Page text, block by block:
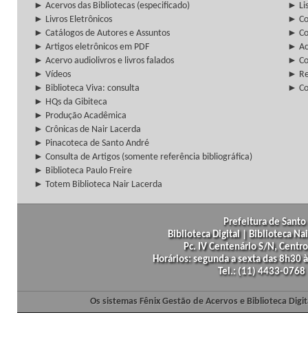
► Acervos das Bibliotecas (especificado)
►
► Livros Eletrônicos
►
► Catálogos de Autores e Assuntos
►
► Artigos eletrônicos em PDF
►
► Acervo audiolivros e livros falados
►
► Vídeos
►
► Biblioteca Viva: consulta
►
► HQs da Gibiteca
► Produção Acadêmica
► Crônicas de Nair Lacerda
► Pinacoteca de Santo André
► Consulta de Artigos (somente referência bibliográfica)
► Biblioteca Paulo Freire
► Totem Biblioteca Nair Lacerda
Prefeitura de
Biblioteca Digital | Biblioteca
Pc. IV Centenário S/N,
Horários: segunda a sexta das
Tel.: (11) 4433-
Os sistemas Fênix Gestão de Acervos e Biblioteca